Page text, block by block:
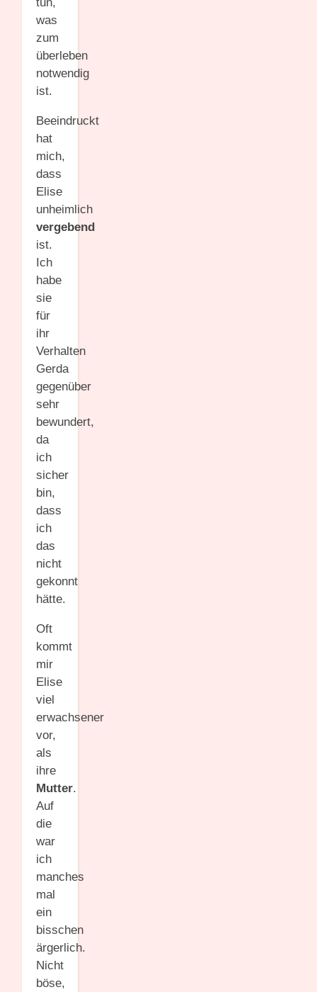
was
zum
überleben
notwendig
ist.
Beeindruckt
hat
mich,
dass
Elise
unheimlich
vergebend
ist.
Ich
habe
sie
für
ihr
Verhalten
Gerda
gegenüber
sehr
bewundert,
da
ich
sicher
bin,
dass
ich
das
nicht
gekonnt
hätte.
Oft
kommt
mir
Elise
viel
erwachsener
vor,
als
ihre
Mutter.
Auf
die
war
ich
manches
mal
ein
bisschen
ärgerlich.
Nicht
böse,